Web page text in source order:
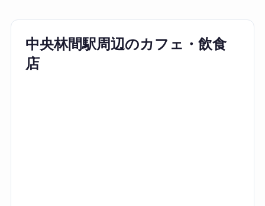
中央林間駅周辺のカフェ・飲食
店